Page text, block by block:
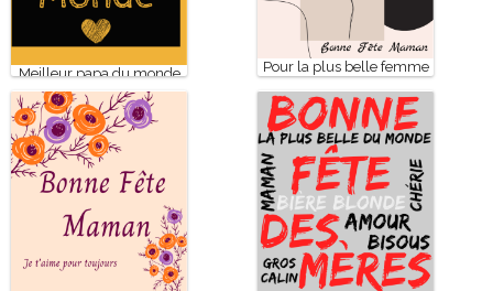
Meilleur papa du monde
Pour la plus belle femme
de ma vie